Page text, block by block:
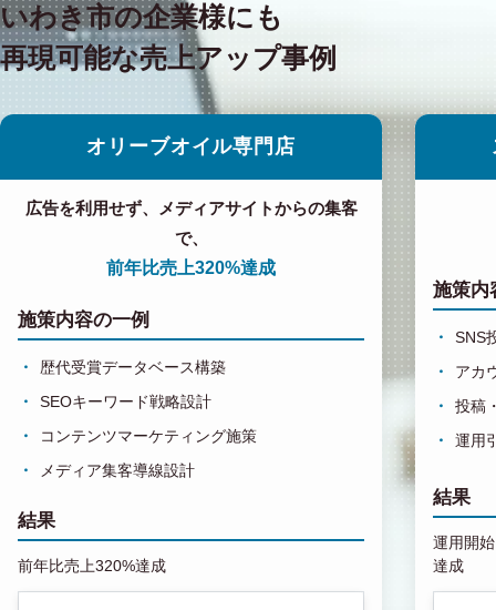
いわき市の企業様にも
再現可能な売上アップ事例
オリーブオイル専門店
広告を利用せず、メディアサイトからの集客
で、
前年比売上320%達成
施策内容の一例
歴代受賞データベース構築
SEOキーワード戦略設計
コンテンツマーケティング施策
メディア集客導線設計
結果
前年比売上320%達成
施策内
SNS
アカ
投稿
運用
結果
運用開
達成